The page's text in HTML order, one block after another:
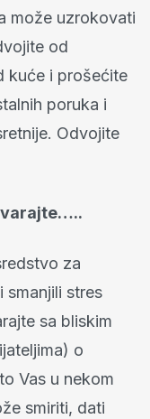
može uzrokovati
od
kuće i prošećite
poruka i
Odvojite
za
smanjili stres
sa bliskim
o
Vas u nekom
smiriti, dati